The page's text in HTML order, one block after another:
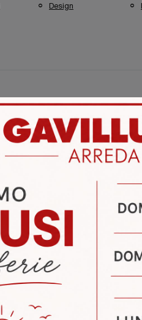
Design
Letti Tomasella Pontinia